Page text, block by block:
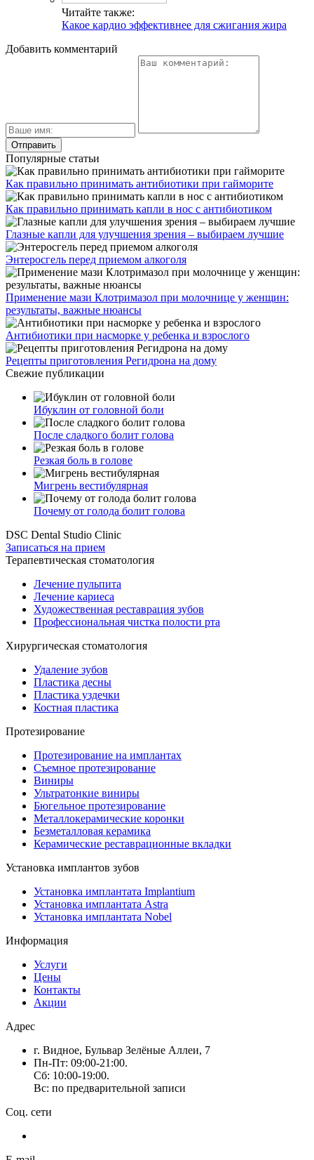
Читайте также:
Какое кардио эффективнее для сжигания жира
Добавить комментарий
Популярные статьи
Как правильно принимать антибиотики при гайморите
Как правильно принимать капли в нос с антибиотиком
Глазные капли для улучшения зрения – выбираем лучшие
Энтеросгель перед приемом алкоголя
Применение мази Клотримазол при молочнице у женщин:
результаты, важные нюансы
Антибиотики при насморке у ребенка и взрослого
Рецепты приготовления Регидрона на дому
Свежие публикации
Ибуклин от головной боли
После сладкого болит голова
Резкая боль в голове
Мигрень вестибулярная
Почему от голода болит голова
DSC Dental Studio Clinic
Записаться на прием
Терапевтическая стоматология
Лечение пульпита
Лечение кариеса
Художественная реставрация зубов
Профессиональная чистка полости рта
Хирургическая стоматология
Удаление зубов
Пластика десны
Пластика уздечки
Костная пластика
Протезирование
Протезирование на имплантах
Съемное протезирование
Виниры
Ультратонкие виниры
Бюгельное протезирование
Металлокерамические коронки
Безметалловая керамика
Керамические реставрационные вкладки
Установка имплантов зубов
Установка имплантата Implantium
Установка имплантата Astra
Установка имплантата Nobel
Информация
Услуги
Цены
Контакты
Акции
Адрес
г. Видное, Бульвар Зелёные Аллеи, 7
Пн-Пт: 09:00-21:00.
Сб: 10:00-19:00.
Вс: по предварительной записи
Соц. сети